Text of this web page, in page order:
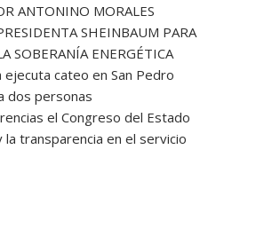
ANTONINO MORALES
SHEINBAUM PARA
SOBERANÍA ENERGÉTICA
ejecuta cateo en San Pedro
dos personas
el Congreso del Estado
transparencia en el servicio